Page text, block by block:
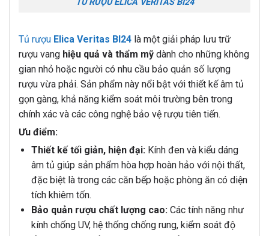
TỦ RƯỢU ELICA VERITAS BI24
Tủ rượu Elica Veritas BI24 là một giải pháp lưu trữ
rượu vang hiệu quả và thẩm mỹ dành cho những không
gian nhỏ hoặc người có nhu cầu bảo quản số lượng
rượu vừa phải. Sản phẩm này nổi bật với thiết kế âm tủ
gọn gàng, khả năng kiểm soát môi trường bên trong
chính xác và các công nghệ bảo vệ rượu tiên tiến.
Ưu điểm:
Thiết kế tối giản, hiện đại:Kính đen và kiểu dáng
âm tủ giúp sản phẩm hòa hợp hoàn hảo với nội thất,
đặc biệt là trong các căn bếp hoặc phòng ăn có diện
tích khiêm tốn.
Bảo quản rượu chất lượng cao:Các tính năng như
kính chống UV, hệ thống chống rung, kiểm soát độ